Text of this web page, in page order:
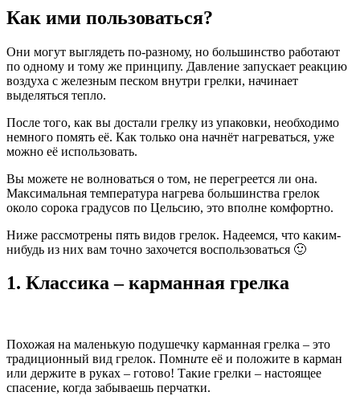
Как ими пользоваться?
Они могут выглядеть по-разному, но большинство работают
по одному и тому же принципу. Давление запускает реакцию
воздуха с железным песком внутри грелки, начинает
выделяться тепло.
После того, как вы достали грелку из упаковки, необходимо
немного помять её. Как только она начнёт нагреваться, уже
можно её использовать.
Вы можете не волноваться о том, не перегреется ли она.
Максимальная температура нагрева большинства грелок
около сорока градусов по Цельсию, это вполне комфортно.
Ниже рассмотрены пять видов грелок. Надеемся, что каким-
нибудь из них вам точно захочется воспользоваться 🙂
1. Классика – карманная грелка
Похожая на маленькую подушечку карманная грелка – это
традиционный вид грелок. Помните её и положите в карман
или держите в руках – готово! Такие грелки – настоящее
спасение, когда забываешь перчатки.